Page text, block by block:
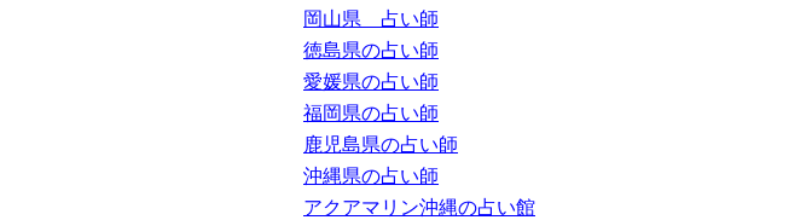
岡山県 占い師
徳島県の占い師
愛媛県の占い師
福岡県の占い師
鹿児島県の占い師
沖縄県の占い師
アクアマリン沖縄の占い館